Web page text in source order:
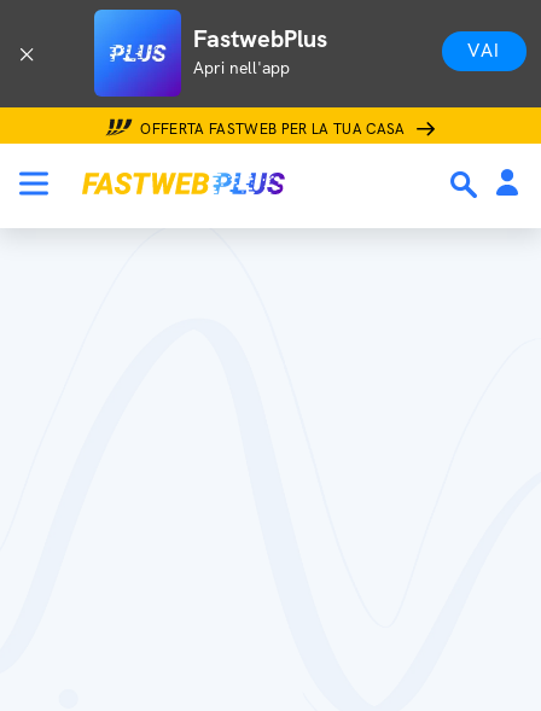
FastwebPlus
Apri nell'app
VAI
OFFERTA FASTWEB PER LA TUA CASA